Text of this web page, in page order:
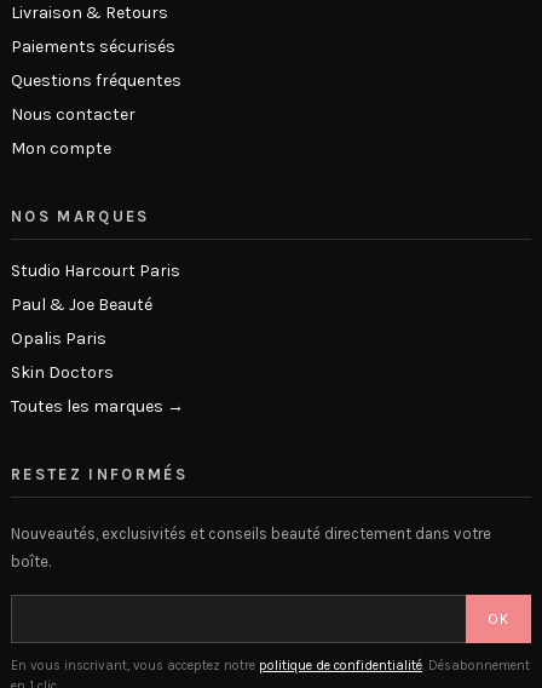
Livraison & Retours
Paiements sécurisés
Questions fréquentes
Nous contacter
Mon compte
NOS MARQUES
Studio Harcourt Paris
Paul & Joe Beauté
Opalis Paris
Skin Doctors
Toutes les marques →
RESTEZ INFORMÉS
Nouveautés, exclusivités et conseils beauté directement dans votre
boîte.
OK
En vous inscrivant, vous acceptez notre politique de confidentialité. Désabonnement